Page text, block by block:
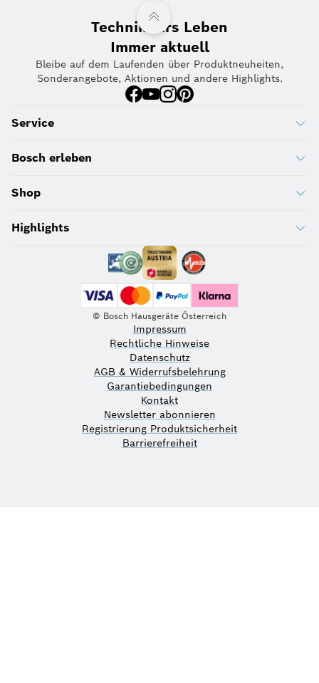
Technik fürs Leben
Immer aktuell
Bleibe auf dem Laufenden über Produktneuheiten,
Sonderangebote, Aktionen und andere Highlights.
Service
Bosch erleben
Shop
Highlights
© Bosch Hausgeräte Österreich
Impressum
Rechtliche Hinweise
Datenschutz
AGB & Widerrufsbelehrung
Garantiebedingungen
Kontakt
Newsletter abonnieren
Registrierung Produktsicherheit
Barrierefreiheit